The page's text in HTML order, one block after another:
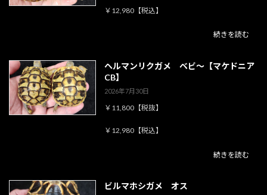
￥12,980【税込】
続きを読む
ヘルマンリクガメ ベビ～【マケドニア
CB】
2026年7月30日
￥11,800【税抜】
￥12,980【税込】
続きを読む
ビルマホシガメ オス